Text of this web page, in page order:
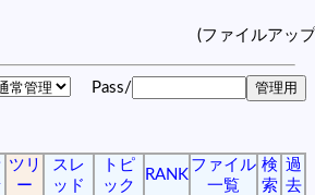
(ファイルアッ
Pass/
ツリ
ー
スレ
ッド
トピ
ック
RANK
ファイル
一覧
検
索
過
去